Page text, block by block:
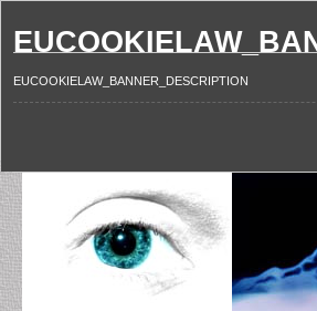
EUCOOKIELAW_BANNER_DESCRIPTION